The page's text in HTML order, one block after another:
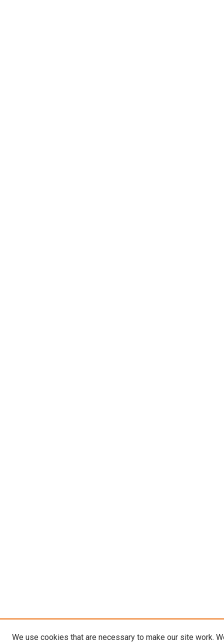
We use cookies that are necessary to make our site work.